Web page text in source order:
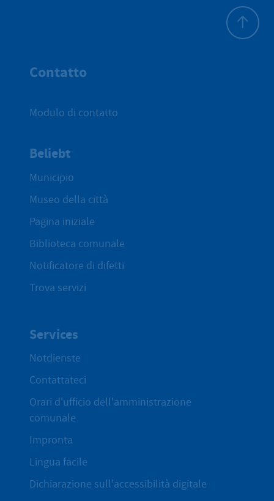
Contatto
Modulo di contatto
Beliebt
Municipio
Museo della città
Pagina iniziale
Biblioteca comunale
Notificatore di difetti
Trova servizi
Services
Notdienste
Contattateci
Orari d'ufficio dell'amministrazione
comunale
Impronta
Lingua facile
Dichiarazione sull'accessibilità digitale